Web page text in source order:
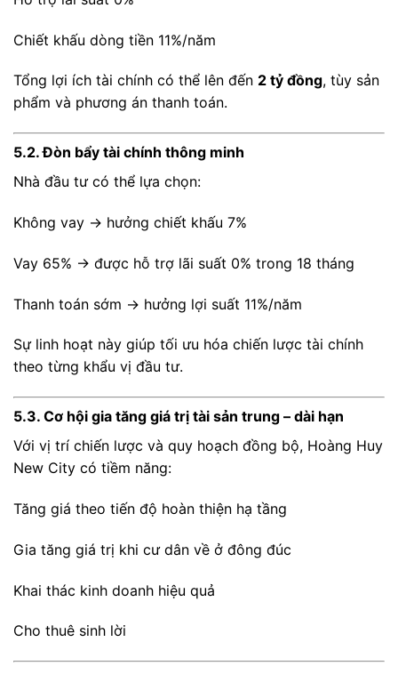
Chiết khấu dòng tiền 11%/năm
Tổng lợi ích tài chính có thể lên đến 2 tỷ đồng, tùy sản
phẩm và phương án thanh toán.
5.2. Đòn bẩy tài chính thông minh
Nhà đầu tư có thể lựa chọn:
Không vay → hưởng chiết khấu 7%
Vay 65% → được hỗ trợ lãi suất 0% trong 18 tháng
Thanh toán sớm → hưởng lợi suất 11%/năm
Sự linh hoạt này giúp tối ưu hóa chiến lược tài chính
theo từng khẩu vị đầu tư.
5.3. Cơ hội gia tăng giá trị tài sản trung – dài hạn
Với vị trí chiến lược và quy hoạch đồng bộ, Hoàng Huy
New City có tiềm năng:
Tăng giá theo tiến độ hoàn thiện hạ tầng
Gia tăng giá trị khi cư dân về ở đông đúc
Khai thác kinh doanh hiệu quả
Cho thuê sinh lời